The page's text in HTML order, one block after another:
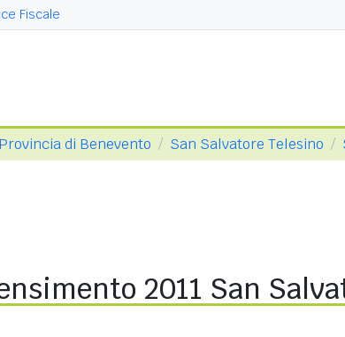
Fiscale
Provincia di Benevento San Salvatore Telesino
2011 San